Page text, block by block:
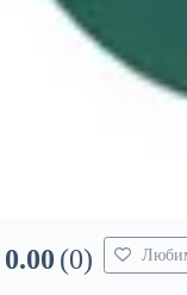
0.00 0